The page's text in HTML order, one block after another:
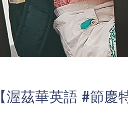
【渥茲華英語 #節慶